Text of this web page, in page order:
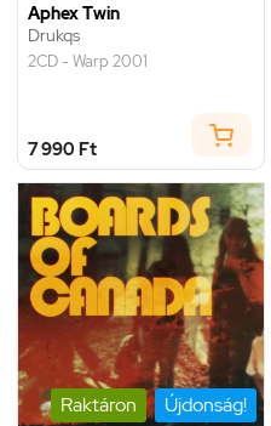
Aphex Twin
Drukqs
2CD - Warp 2001
7 990 Ft
Raktáron Újdonság!